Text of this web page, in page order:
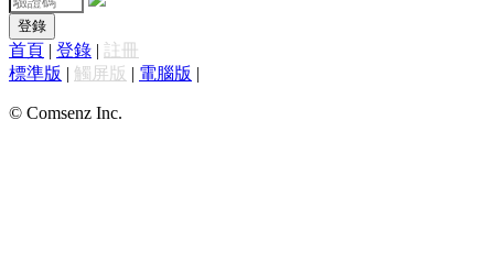
登錄
首頁 | 登錄 | 註冊
標準版 | 觸屏版 | 電腦版 |
© Comsenz Inc.